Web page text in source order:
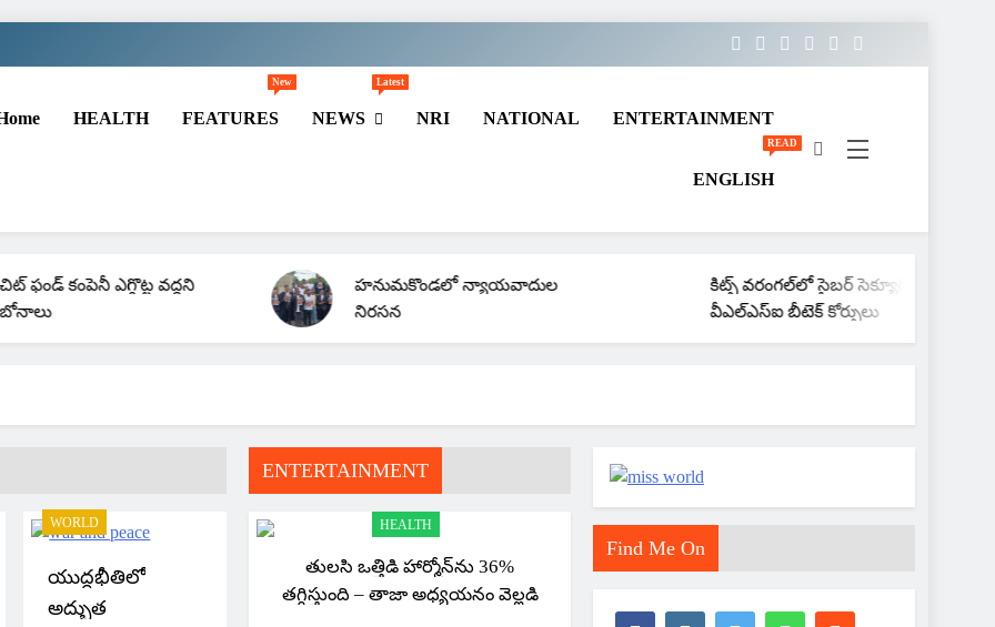
HEALTH FEATURES
New
NEWS
Latest
NRI NATIONAL ENTERTAINMENT
ENGLISH
READ
ఎగ్గొట్ట వద్దని
హనుమకొండలో న్యాయవాదుల
నిరసన
కిట్స్ వరంగల్‌లో సైబర్ సెక్యూరిటీ,
వీఎల్‌ఎస్‌ఐ బీటెక్ కోర్సులు
ENTERTAINMENT
HEALTH
తులసి ఒత్తిడి హార్మోన్‌ను 36%
తగ్గిస్తుంది – తాజా అధ్యయనం వెల్లడి
WORLD
యుద్దభీతిలో
అద్భుత
Find Me On